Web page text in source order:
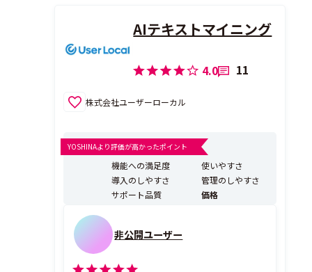
AIテキストマイニング
4.0 11
株式会社ユーザーローカル
YOSHINAより評価が高かったポイント
機能への満足度
使いやすさ
導入のしやすさ
管理のしやすさ
サポート品質
価格
非公開ユーザー